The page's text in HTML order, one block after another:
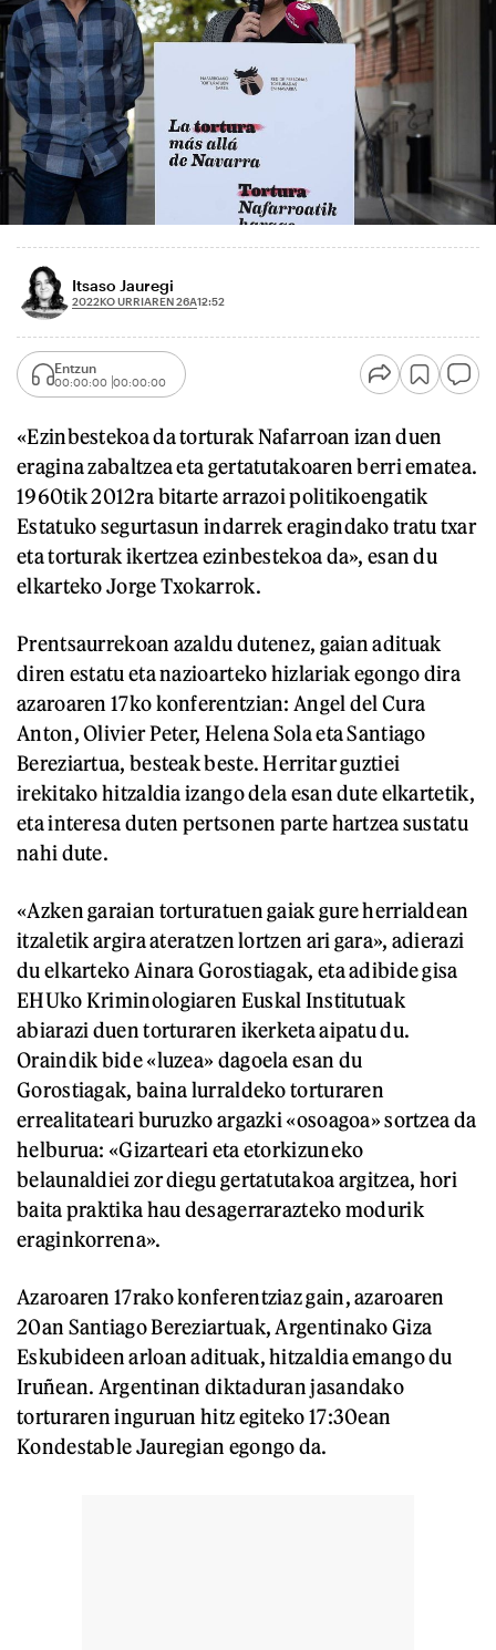
Itsaso Jauregi
2022KO URRIAREN 26A12:52
Entzun
00:00:00 00:00:00
«Ezinbestekoa da torturak Nafarroan izan duen
eragina zabaltzea eta gertatutakoaren berri ematea.
1960tik 2012ra bitarte arrazoi politikoengatik
Estatuko segurtasun indarrek eragindako tratu txar
eta torturak ikertzea ezinbestekoa da», esan du
elkarteko Jorge Txokarrok.
Prentsaurrekoan azaldu dutenez, gaian adituak
diren estatu eta nazioarteko hizlariak egongo dira
azaroaren 17ko konferentzian: Angel del Cura
Anton, Olivier Peter, Helena Sola eta Santiago
Bereziartua, besteak beste. Herritar guztiei
irekitako hitzaldia izango dela esan dute elkartetik,
eta interesa duten pertsonen parte hartzea sustatu
nahi dute.
«Azken garaian torturatuen gaiak gure herrialdean
itzaletik argira ateratzen lortzen ari gara», adierazi
du elkarteko Ainara Gorostiagak, eta adibide gisa
EHUko Kriminologiaren Euskal Institutuak
abiarazi duen torturaren ikerketa aipatu du.
Oraindik bide «luzea» dagoela esan du
Gorostiagak, baina lurraldeko torturaren
errealitateari buruzko argazki «osoagoa» sortzea da
helburua: «Gizarteari eta etorkizuneko
belaunaldiei zor diegu gertatutakoa argitzea, hori
baita praktika hau desagerrarazteko modurik
eraginkorrena».
Azaroaren 17rako konferentziaz gain, azaroaren
20an Santiago Bereziartuak, Argentinako Giza
Eskubideen arloan adituak, hitzaldia emango du
Iruñean. Argentinan diktaduran jasandako
torturaren inguruan hitz egiteko 17:30ean
Kondestable Jauregian egongo da.